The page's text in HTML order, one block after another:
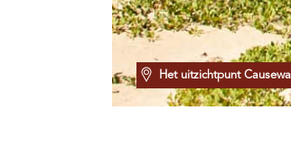
Het uitzichtpunt